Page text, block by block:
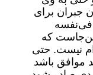
جبران برای
فی‌نفسه
که
نیست. حتی
موافق باشد